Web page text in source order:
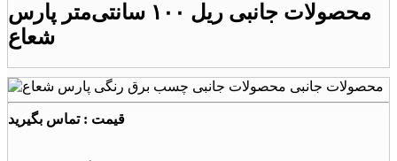
محصولات جانبی ریل ۱۰۰ سانتی‌متر پارس
شعاع
قیمت : تماس بگیرید